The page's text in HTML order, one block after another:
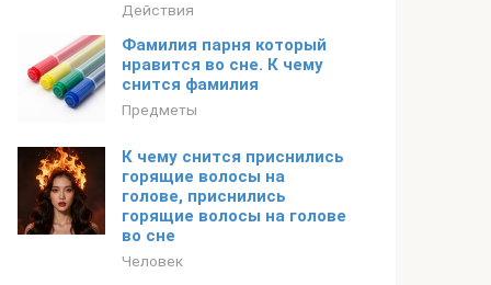
Действия
Фамилия парня который
нравится во сне. К чему
снится фамилия
Предметы
К чему снится приснились
горящие волосы на
голове, приснились
горящие волосы на голове
во сне
Человек